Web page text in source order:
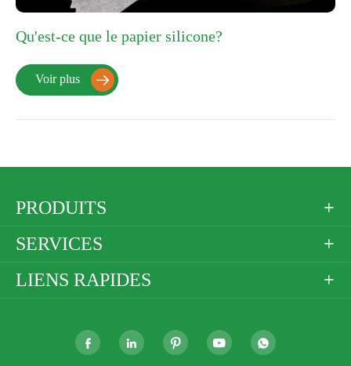
Qu'est-ce que le papier silicone?
Voir plus 
PRODUITS 
SERVICES 
LIENS RAPIDES 
    